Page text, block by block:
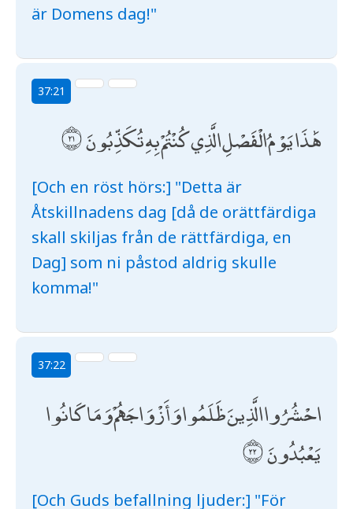
är Domens dag!"
37:21
هَٰذَا يَوْمُ الْفَصْلِ الَّذِي كُنْتُمْ بِهِ تُكَذِّبُونَ
[Och en röst hörs:] "Detta är
Åtskillnadens dag [då de orättfärdiga
skall skiljas från de rättfärdiga, en
Dag] som ni påstod aldrig skulle
komma!"
37:22
احْشُرُوا الَّذِينَ ظَلَمُوا وَأَزْوَاجَهُمْ وَمَا كَانُوا
يَعْبُدُونَ
[Och Guds befallning ljuder:] "För